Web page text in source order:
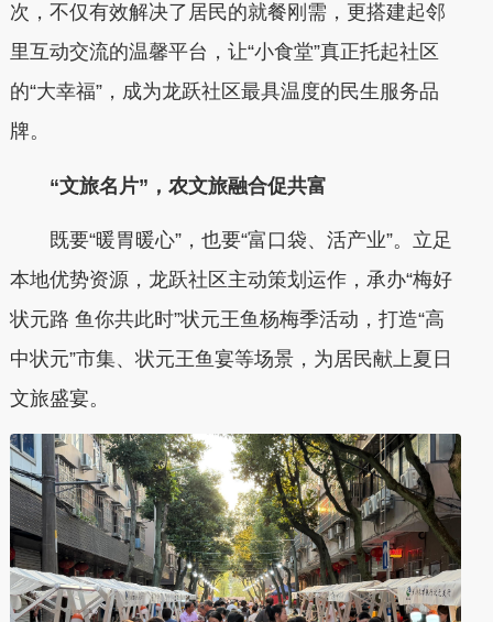
次，不仅有效解决了居民的就餐刚需，更搭建起邻
里互动交流的温馨平台，让“小食堂”真正托起社区
的“大幸福”，成为龙跃社区最具温度的民生服务品
牌。
“文旅名片”，农文旅融合促共富
既要“暖胃暖心”，也要“富口袋、活产业”。立足
本地优势资源，龙跃社区主动策划运作，承办“梅好
状元路 鱼你共此时”状元王鱼杨梅季活动，打造“高
中状元”市集、状元王鱼宴等场景，为居民献上夏日
文旅盛宴。